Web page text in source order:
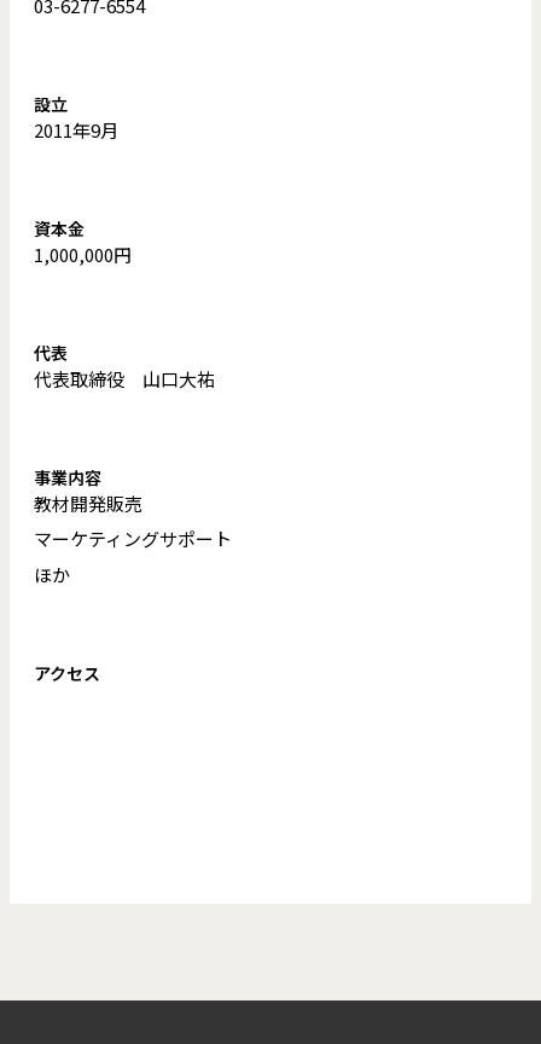
設立
2011年9月
資本金
1,000,000円
代表
代表取締役 山口大祐
事業内容
教材開発販売
マーケティングサポート
ほか
アクセス